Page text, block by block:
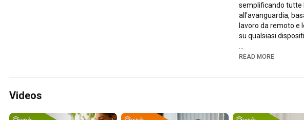
semplificando tutte
all'avanguardia,
lavoro da remoto e
su qualsiasi
Con Kipò
Ridurre
Monitorare in
READ MORE
Videos